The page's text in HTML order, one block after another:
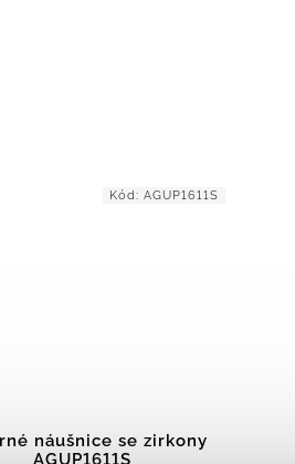
náušnice se zirkony
AGUP1611S
Kód: AGUP1611S